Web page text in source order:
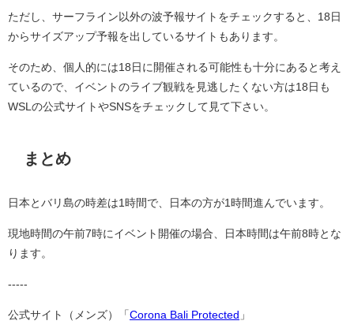
ただし、サーフライン以外の波予報サイトをチェックすると、18日
からサイズアップ予報を出しているサイトもあります。
そのため、個人的には18日に開催される可能性も十分にあると考え
ているので、イベントのライブ観戦を見逃したくない方は18日も
WSLの公式サイトやSNSをチェックして見て下さい。
まとめ
日本とバリ島の時差は1時間で、日本の方が1時間進んでいます。
現地時間の午前7時にイベント開催の場合、日本時間は午前8時とな
ります。
-----
公式サイト（メンズ）「 Corona Bali Protected 」